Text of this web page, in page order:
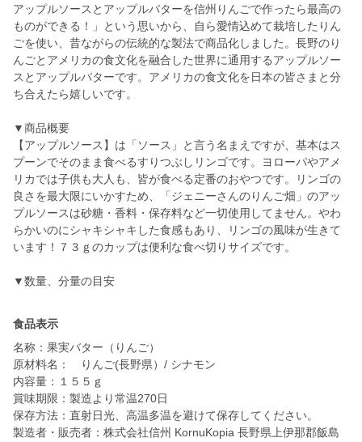
アップルソースとアップルバターを信州りんごで作ったら最高の
ものができる！」という思いから、自ら愛情込めて栽培したりん
ごを使い、昔ながらの伝統的な製法で商品化しました。長野のり
んごとアメリカの食文化を融合した世界に通用するアップルソー
スとアップルバターです。アメリカの食文化を日本の皆さまと分
ち合えたら嬉しいです。
▼商品概要
【アップルソース】は「ソース」と言う名まえですが、基本はス
プーンでそのまま食べるすりつぶしリンゴです。ヨローパやアメ
リカでは子供も大人も、皆が食べる定番のおやつです。リンゴの
良さを最大限にいかすため、「ジェニーさんのりんご畑」のアッ
プルソースは砂糖・香料・保存料など一切使用してません。やわ
らかいのにシャキシャキした食感もあり、リンゴの風味が生きて
います！７３ｇのカップは便利な食べ切りサイズです。
食品表示
名称：果実バター（りんご）
原材料名： りんご(長野県）/ シナモン
内容量：１５５ｇ
賞味期限：製造より常温270日
保存方法：直射日光、高温多温を避けて保存してください。
製造者・販売者：株式会社信州 KornuKopia 長野県上伊那郡飯島